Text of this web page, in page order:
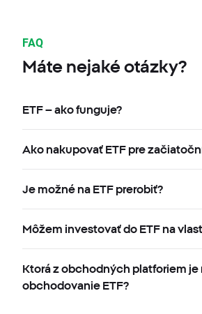
FAQ
Máte nejaké otázky?
ETF – ako funguje?
Ako nakupovať ETF pre
Je možné na ETF prerobiť?
Môžem investovať do ETF na
Ktorá z obchodných platforiem je
obchodovanie ETF?